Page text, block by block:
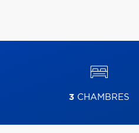
3CHAMBRES